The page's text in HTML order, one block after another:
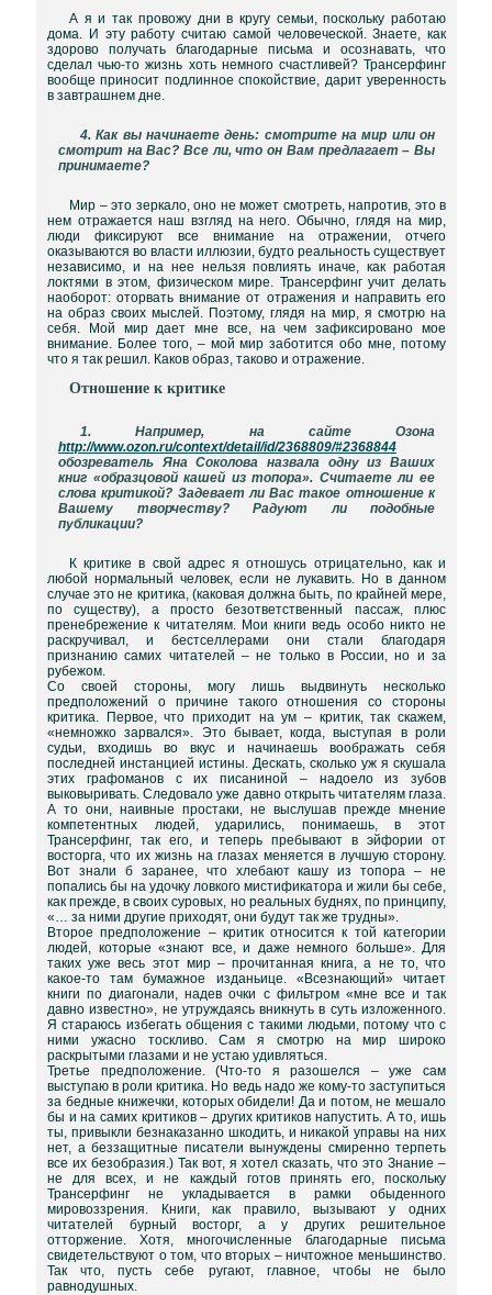
А я и так провожу дни в кругу семьи, поскольку работаю
дома. И эту работу считаю самой человеческой. Знаете, как
здорово получать благодарные письма и осознавать, что
сделал чью-то жизнь хоть немного счастливей? Трансерфинг
вообще приносит подлинное спокойствие, дарит уверенность
в завтрашнем дне.
4. Как вы начинаете день: смотрите на мир или он
смотрит на Вас? Все ли, что он Вам предлагает – Вы
принимаете?
Мир – это зеркало, оно не может смотреть, напротив, это в
нем отражается наш взгляд на него. Обычно, глядя на мир,
люди фиксируют все внимание на отражении, отчего
оказываются во власти иллюзии, будто реальность существует
независимо, и на нее нельзя повлиять иначе, как работая
локтями в этом, физическом мире. Трансерфинг учит делать
наоборот: оторвать внимание от отражения и направить его
на образ своих мыслей. Поэтому, глядя на мир, я смотрю на
себя. Мой мир дает мне все, на чем зафиксировано мое
внимание. Более того, – мой мир заботится обо мне, потому
что я так решил. Каков образ, таково и отражение.
Отношение к критике
1. Например, на сайте Озона
http://www.ozon.ru/context/detail/id/2368809/#2368844
обозреватель Яна Соколова назвала одну из Ваших
книг «образцовой кашей из топора». Считаете ли ее
слова критикой? Задевает ли Вас такое отношение к
Вашему творчеству? Радуют ли подобные
публикации?
К критике в свой адрес я отношусь отрицательно, как и
любой нормальный человек, если не лукавить. Но в данном
случае это не критика, (каковая должна быть, по крайней мере,
по существу), а просто безответственный пассаж, плюс
пренебрежение к читателям. Мои книги ведь особо никто не
раскручивал, и бестселлерами они стали благодаря
признанию самих читателей – не только в России, но и за
рубежом.
Со своей стороны, могу лишь выдвинуть несколько
предположений о причине такого отношения со стороны
критика. Первое, что приходит на ум – критик, так скажем,
«немножко зарвался». Это бывает, когда, выступая в роли
судьи, входишь во вкус и начинаешь воображать себя
последней инстанцией истины. Дескать, сколько уж я скушала
этих графоманов с их писаниной – надоело из зубов
выковыривать. Следовало уже давно открыть читателям глаза.
А то они, наивные простаки, не выслушав прежде мнение
компетентных людей, ударились, понимаешь, в этот
Трансерфинг, так его, и теперь пребывают в эйфории от
восторга, что их жизнь на глазах меняется в лучшую сторону.
Вот знали б заранее, что хлебают кашу из топора – не
попались бы на удочку ловкого мистификатора и жили бы себе,
как прежде, в своих суровых, но реальных буднях, по принципу,
«… за ними другие приходят, они будут так же трудны».
Второе предположение – критик относится к той категории
людей, которые «знают все, и даже немного больше». Для
таких уже весь этот мир – прочитанная книга, а не то, что
какое-то там бумажное изданьице. «Всезнающий» читает
книги по диагонали, надев очки с фильтром «мне все и так
давно известно», не утруждаясь вникнуть в суть изложенного.
Я стараюсь избегать общения с такими людьми, потому что с
ними ужасно тоскливо. Сам я смотрю на мир широко
раскрытыми глазами и не устаю удивляться.
Третье предположение. (Что-то я разошелся – уже сам
выступаю в роли критика. Но ведь надо же кому-то заступиться
за бедные книжечки, которых обидели! Да и потом, не мешало
бы и на самих критиков – других критиков напустить. А то, ишь
ты, привыкли безнаказанно шкодить, и никакой управы на них
нет, а беззащитные писатели вынуждены смиренно терпеть
все их безобразия.) Так вот, я хотел сказать, что это Знание –
не для всех, и не каждый готов принять его, поскольку
Трансерфинг не укладывается в рамки обыденного
мировоззрения. Книги, как правило, вызывают у одних
читателей бурный восторг, а у других решительное
отторжение. Хотя, многочисленные благодарные письма
свидетельствуют о том, что вторых – ничтожное меньшинство.
Так что, пусть себе ругают, главное, чтобы не было
равнодушных.